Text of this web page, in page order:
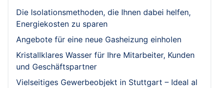
Die Isolationsmethoden, die Ihnen dabei helfen,
Energiekosten zu sparen
Angebote für eine neue Gasheizung einholen
Kristallklares Wasser für Ihre Mitarbeiter, Kunden
und Geschäftspartner
Vielseitiges Gewerbeobjekt in Stuttgart – Ideal al